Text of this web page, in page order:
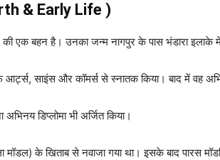
& Early Life )
एक बहन है। उनका जन्म नागपुर के पास भंडारा इलाके
साइंस और कॉमर्स से स्नातक किया। बाद में वह
डिप्लोमा भी अर्जित किया।
मॉडल) के खिताब से नवाजा गया था। इसके बाद पारस